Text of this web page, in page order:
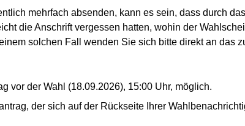
mehrfach absenden, kann es sein, dass durch
die Anschrift vergessen hatten, wohin der
solchen Fall wenden Sie sich bitte direkt an das
vor der Wahl (18.09.2026), 15:00 Uhr, möglich.
der sich auf der Rückseite Ihrer